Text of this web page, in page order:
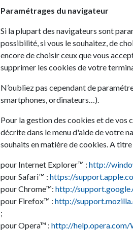
Paramétrages du navigateur
Si la plupart des navigateurs sont
possibilité, si vous le souhaitez, de
encore de choisir ceux que vous
supprimer les cookies de votre
N’oubliez pas cependant de
smartphones, ordinateurs…).
Pour la gestion des cookies et de
décrite dans le menu d'aide de votre
souhaits en matière de cookies. A titre
pour Internet Explorer™ : http://
pour Safari™ : https://
pour Chrome™: http://
pour Firefox™ : http://
;
pour Opera™ : http://